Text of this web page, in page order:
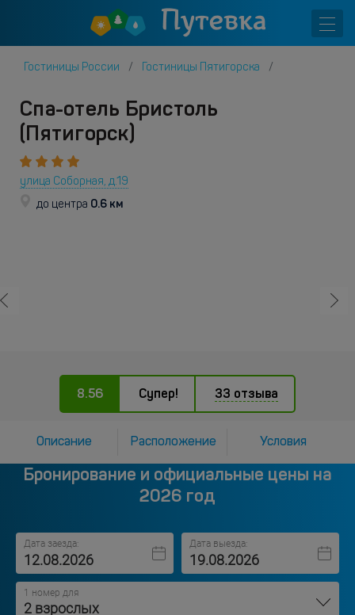
Гостиницы России Гостиницы Пятигорска
Спа-отель Бристоль
(Пятигорск)
улица Соборная, д.19
до центра 0.6 км
8.56 Супер! 33 отзыва
Описание Расположение Условия
Бронирование и официальные цены на
2026 год
Дата заезда: Дата выезда:
1 номер для
2 взрослых